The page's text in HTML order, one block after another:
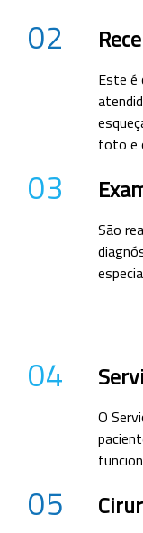
02
Este é
foto e
03
São
04
O
05